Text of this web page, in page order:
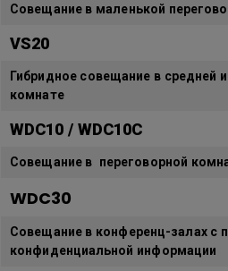
Совещание в маленькой
VS20
Гибридное совещание в средней
комнате
WDC10 / WDC10C
Совещание в переговорной
WDC30
Cовещание в конференц-залах с
конфиденциальной информации